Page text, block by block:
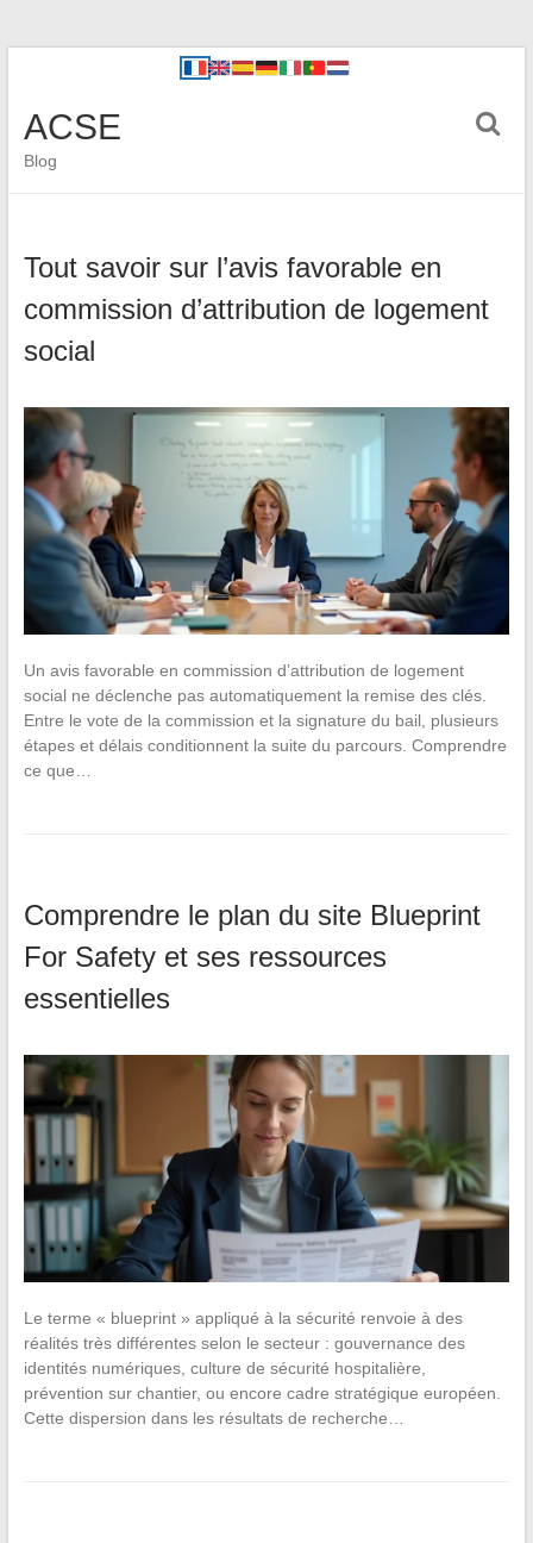
ACSE
Blog
Tout savoir sur l’avis favorable en
commission d’attribution de logement
social
Un avis favorable en commission d’attribution de logement
social ne déclenche pas automatiquement la remise des clés.
Entre le vote de la commission et la signature du bail, plusieurs
étapes et délais conditionnent la suite du parcours. Comprendre
ce que…
Comprendre le plan du site Blueprint
For Safety et ses ressources
essentielles
Le terme « blueprint » appliqué à la sécurité renvoie à des
réalités très différentes selon le secteur : gouvernance des
identités numériques, culture de sécurité hospitalière,
prévention sur chantier, ou encore cadre stratégique européen.
Cette dispersion dans les résultats de recherche…